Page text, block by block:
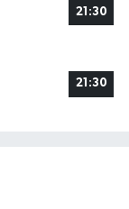
21:30
21:30